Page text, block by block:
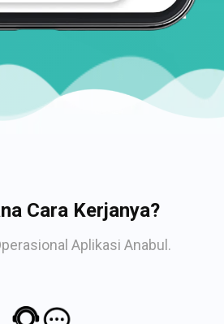
Cara Kerjanya?
Aplikasi Anabul.